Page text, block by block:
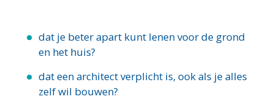
dat je beter apart kunt lenen voor de grond
en het huis?
dat een architect verplicht is, ook als je alles
zelf wil bouwen?